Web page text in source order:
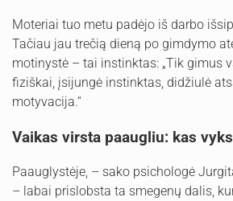
Moteriai tuo metu padėjo iš darbo
Tačiau jau trečią dieną po gimdymo
motinystė – tai instinktas: „Tik gimus
fiziškai, įsijungė instinktas, didžiulė
motyvacija.“
Vaikas virsta paaugliu: kas
Paauglystėje, – sako psichologė
– labai prislobsta ta smegenų dalis,